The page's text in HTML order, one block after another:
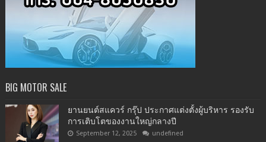
BIG MOTOR SALE
ยานยนต์สแควร์ กรุ๊ป ประกาศแต่งตั้งผู้บริหาร รองรับ
การเติบโตของงานใหญ่กลางปี
September 12, 2025 undefined